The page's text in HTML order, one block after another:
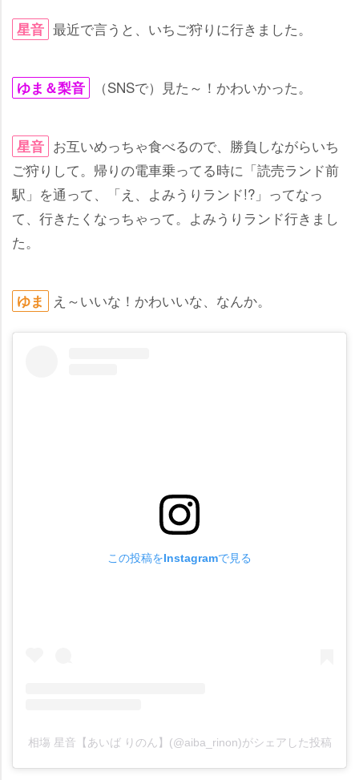
星音 最近で言うと、いちご狩りに行きました。
ゆま＆梨音 （SNSで）見た～！かわいかった。
星音 お互いめっちゃ食べるので、勝負しながらいち
ご狩りして。帰りの電車乗ってる時に「読売ランド前
駅」を通って、「え、よみうりランド!?」ってなっ
て、行きたくなっちゃって。よみうりランド行きまし
た。
ゆま え～いいな！かわいいな、なんか。
この投稿をInstagramで見る
相塲 星音【あいば りのん】(@aiba_rinon)がシェアした投稿